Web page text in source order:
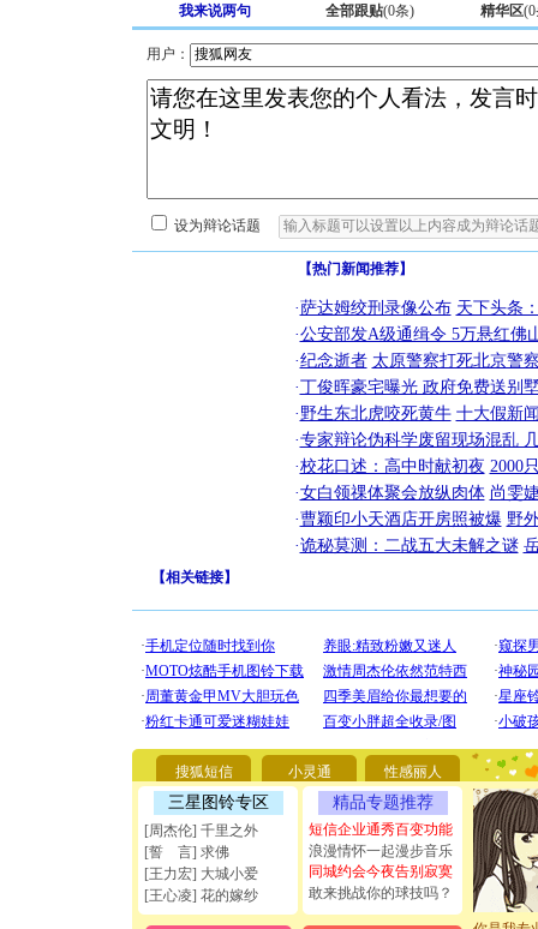
我来说两句 全部跟贴(0条) 精华区(0
用户：
设为辩论话题
【热门新闻推荐】
·萨达姆绞刑录像公布 天下头条
·公安部发A级通缉令 5万悬红佛
·纪念逝者 太原警察打死北京警
·丁俊晖豪宅曝光 政府免费送别
·野生东北虎咬死黄牛 十大假新
·专家辩论伪科学废留现场混乱
·校花口述：高中时献初夜 2000
·女白领祼体聚会放纵肉体 尚雯
·曹颖印小天酒店开房照被爆 野
·诡秘莫测：二战五大未解之谜
【相关链接】
搜狐短信 小灵通 性感丽人
三星图铃专区
[周杰伦] 千里之外
[誓 言] 求佛
[王力宏] 大城小爱
[王心凌] 花的嫁纱
精品专题推荐
短信企业通秀百变功能
浪漫情怀一起漫步音乐
同城约会今夜告别寂寞
敢来挑战你的球技吗？
[圣诞节]
要平安！
[圣诞节]
能正大光
天都要快
[圣诞节]
如意,快
[元旦]看
断电。爱
你是我专